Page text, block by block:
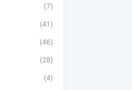
(7)
(41)
(46)
(28)
(4)